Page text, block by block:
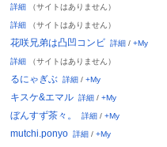
詳細（サイトはありません）
詳細（サイトはありません）
花咲兄弟は凸凹コンビ 詳細/ +My
詳細（サイトはありません）
るにゃぎぶ 詳細/ +My
キスケ&エマル 詳細/ +My
ぼんすず茶々。 詳細/ +My
mutchi.ponyo 詳細/ +My